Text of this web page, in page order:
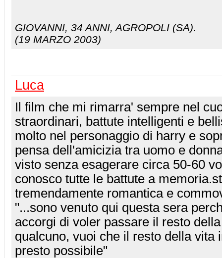
GIOVANNI, 34 ANNI, AGROPOLI (SA).
(19 MARZO 2003)
Luca
Il film che mi rimarra' sempre nel
straordinari, battute intelligenti e
molto nel personaggio di harry e
pensa dell'amicizia tra uomo e
visto senza esagerare circa 50-60
conosco tutte le battute a
tremendamente romantica e
"...sono venuto qui questa sera
accorgi di voler passare il resto
qualcuno, vuoi che il resto della vita
presto possibile"